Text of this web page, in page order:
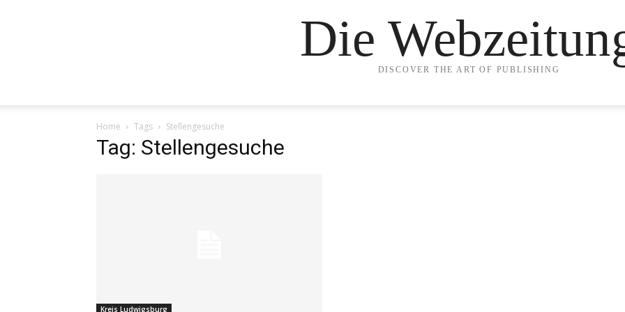
Die
DISCOVER THE ART OF PUBLISHING
Home Tags Stellengesuche
Tag: Stellengesuche
Kreis Ludwigsburg